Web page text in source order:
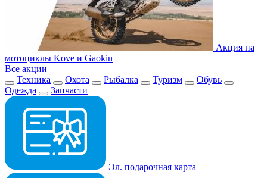
Акция на
мотоциклы Kove и Gaokin
Все акции
Техника
Охота Рыбалка Туризм
Обувь
Одежда
Запчасти
Эл. подарочная карта